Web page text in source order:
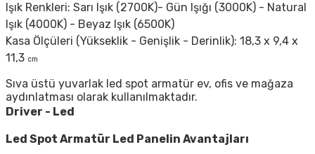
Işık Renkleri: Sarı Işık (2700K)- Gün Işığı (3000K) - Natural
Işık (4000K) - Beyaz Işık (6500K)
Kasa Ölçüleri (Yükseklik - Genişlik - Derinlik): 18,3 x 9,4 x
11,3 cm
Sıva üstü yuvarlak led spot armatür ev, ofis ve mağaza
aydınlatması olarak kullanılmaktadır.
Driver - Led
Led Spot Armatür Led Panelin Avantajları